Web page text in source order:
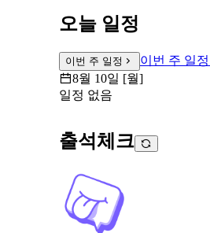
오늘 일정
이번 주 일정
이번 주 일정
8월 10일 [월]
일정 없음
출석체크